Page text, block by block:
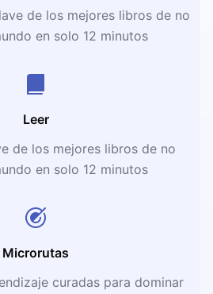
de los mejores libros de no
en solo 12 minutos
Leer
de los mejores libros de no
en solo 12 minutos
Microrutas
curadas para dominar